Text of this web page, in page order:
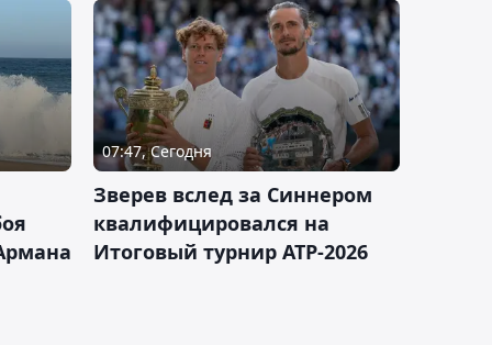
07:47, Сегодня
Зверев вслед за Синнером
квалифицировался на
Итоговый турнир ATP-2026